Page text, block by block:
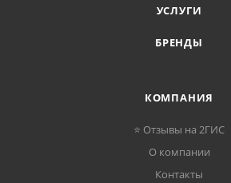
УСЛУГИ
БРЕНДЫ
КОМПАНИЯ
⭐ Отзывы на 2ГИС
О компании
Контакты